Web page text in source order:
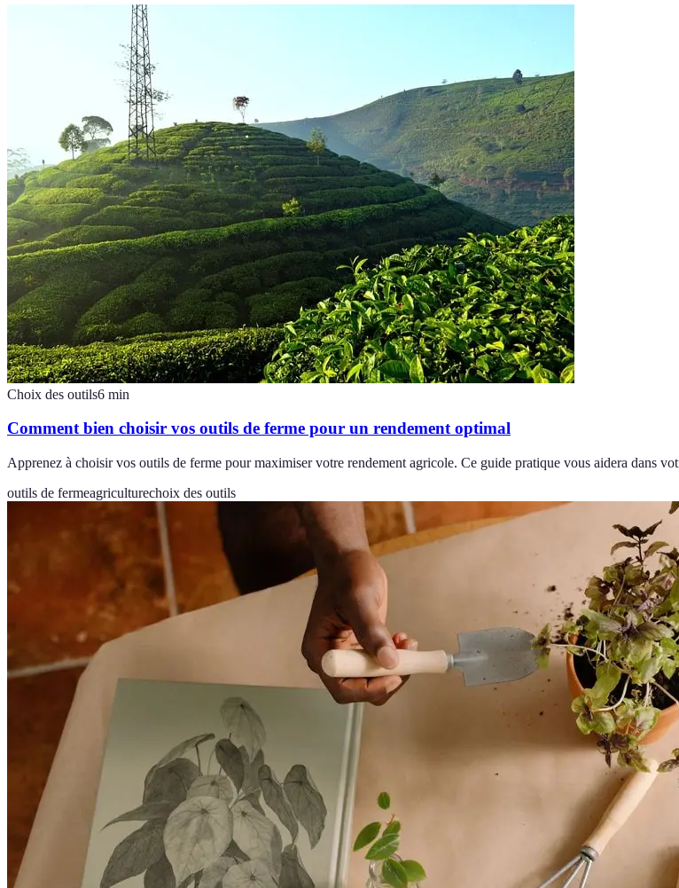
Choix des outils6 min
Comment bien choisir vos outils de ferme pour un rendement optimal
Apprenez à choisir vos outils de ferme pour maximiser votre rendement agricole. Ce guide pratique vous aidera dans
outils de fermeagriculturechoix des outils